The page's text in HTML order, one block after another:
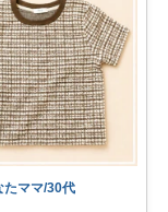
たママ/30代